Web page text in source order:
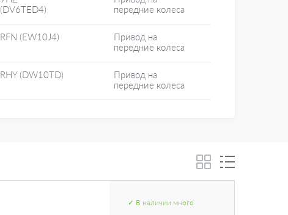
(DV6TED4)
передние колеса
RFN (EW10J4)
Привод на
передние колеса
RHY (DW10TD)
Привод на
передние колеса
✓ В наличии много